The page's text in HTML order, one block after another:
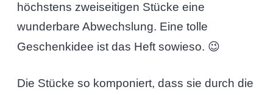
höchstens zweiseitigen Stücke eine
wunderbare Abwechslung. Eine tolle
Geschenkidee ist das Heft sowieso. 😉
Die Stücke so komponiert, dass sie durch die